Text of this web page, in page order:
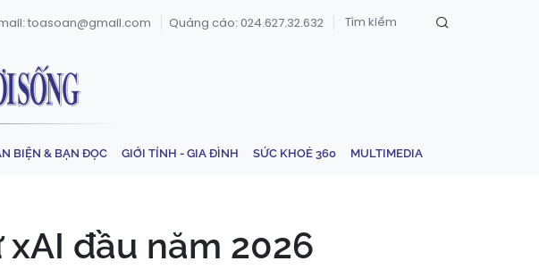
toasoan@gmail.com Quảng cáo: 024.627.32.632
BIỆN & BẠN ĐỌC GIỚI TÍNH - GIA ĐÌNH SỨC KHOẺ 360 MULTIMEDIA
đầu năm 2026